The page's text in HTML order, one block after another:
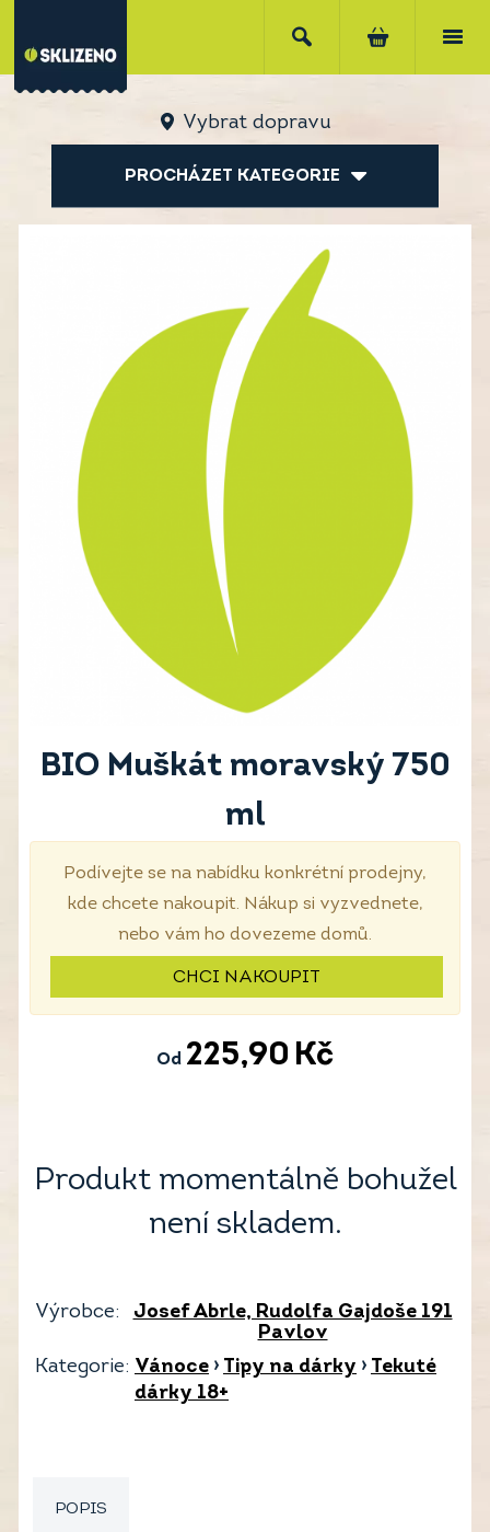
Vybrat dopravu
PROCHÁZET KATEGORIE
BIO Muškát moravský 750
ml
Podívejte se na nabídku konkrétní prodejny,
kde chcete nakoupit. Nákup si vyzvednete,
nebo vám ho dovezeme domů.
CHCI NAKOUPIT
Od 225,90 Kč
Produkt momentálně bohužel
není skladem.
Výrobce:
Josef Abrle, Rudolfa Gajdoše 191
Pavlov
Kategorie: Vánoce › Tipy na dárky › Tekuté
dárky 18+
POPIS